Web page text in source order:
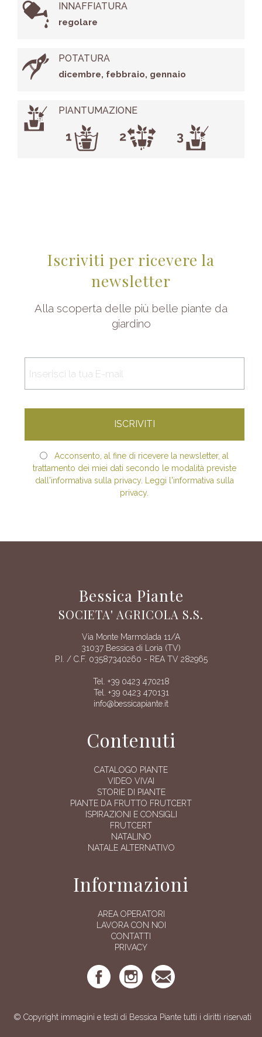
INNAFFIATURA
regolare
POTATURA
dicembre, febbraio, gennaio
PIANTUMAZIONE
Iscriviti per ricevere la
newsletter
Alla scoperta delle più belle piante da
giardino
Acconsento, al fine di ricevere la newsletter, al
trattamento dei miei dati secondo le modalità previste
dall'informativa sulla privacy. Leggi l'informativa sulla
privacy.
Bessica Piante
SOCIETA' AGRICOLA S.S.
Via Monte Marmolada 11/A
31037 Bessica di Loria (TV)
P.I. / C.F. 03587340260 - REA TV 282965
Tel. +39 0423 470218
Tel. +39 0423 470131
info@bessicapiante.it
Contenuti
CATALOGO PIANTE
VIDEO VIVAI
STORIE DI PIANTE
PIANTE DA FRUTTO FRUTCERT
ISPIRAZIONI E CONSIGLI
FRUTCERT
NATALINO
NATALE ALTERNATIVO
Informazioni
AREA OPERATORI
LAVORA CON NOI
CONTATTI
PRIVACY
© Copyright immagini e testi di Bessica Piante tutti i diritti riservati